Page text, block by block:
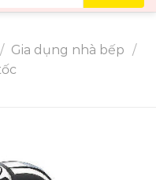
/ Gia dụng nhà bếp /